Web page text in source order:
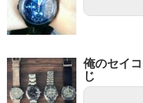
俺のセイ
じ